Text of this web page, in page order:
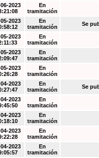
2023
En
tramitación
2023
En
tramitación
Se
2023
En
tramitación
2023
En
tramitación
2023
En
tramitación
2023
En
tramitación
Se
2023
En
tramitación
2023
En
tramitación
2023
En
tramitación
2023
En
tramitación